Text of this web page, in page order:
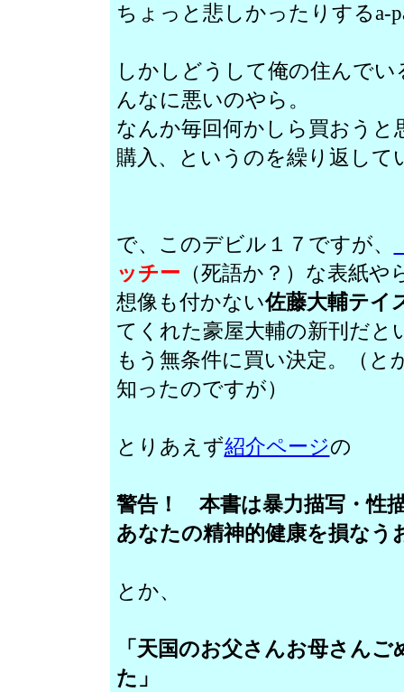
ちょっと悲しかったりするa-
しかしどうして俺の住んで
んなに悪いのやら。
なんか毎回何かしら買おう
購入、というのを繰り返して
で、このデビル１７ですが、
ッチー （死語か？）な表紙
想像も付かない佐藤大輔テイ
てくれた豪屋大輔の新刊だと
もう無条件に買い決定。（
知ったのですが）
とりあえず紹介ページの
警告！ 本書は暴力描写・性
あなたの精神的健康を損な
とか、
「天国のお父さんお母さん
た」